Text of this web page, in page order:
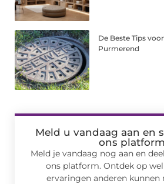
De Beste Tips
Purmerend
Meld u vandaag aan en
ons platform
Meld je vandaag nog aan en
ons platform. Ontdek op
ervaringen anderen kunnen